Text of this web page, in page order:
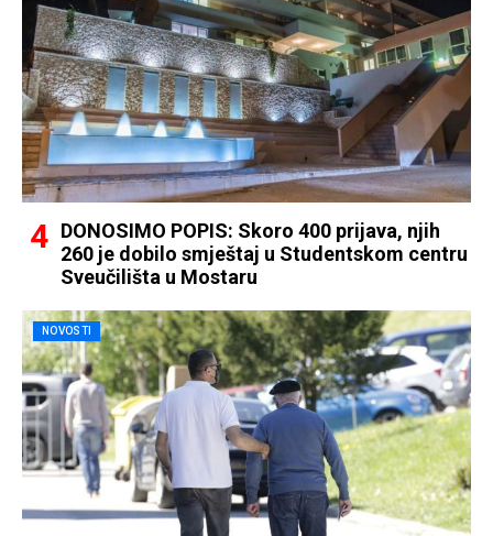
DONOSIMO POPIS: Skoro 400 prijava, njih
260 je dobilo smještaj u Studentskom centru
Sveučilišta u Mostaru
NOVOSTI